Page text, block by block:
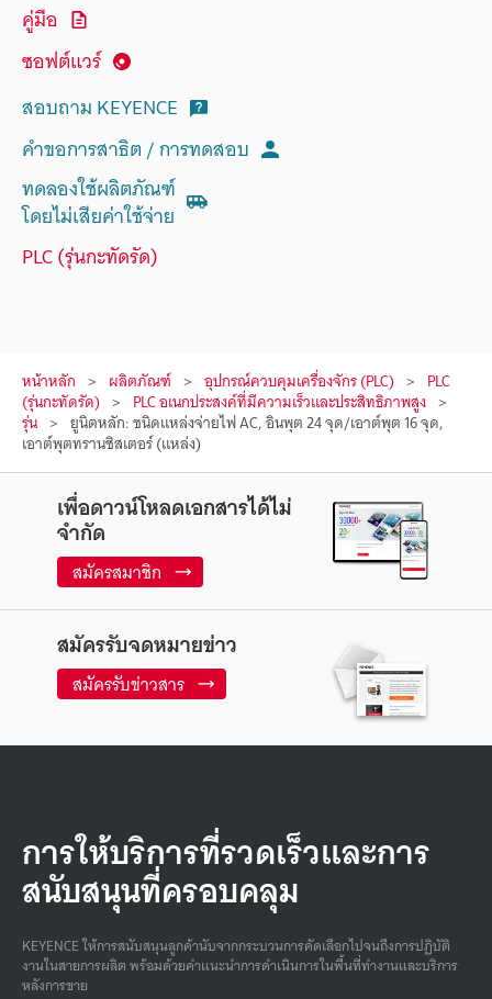
คู่มือ
ซอฟต์แวร์
สอบถาม KEYENCE
คำขอการสาธิต / การทดสอบ
ทดลองใช้ผลิตภัณฑ์
โดยไม่เสียค่าใช้จ่าย
PLC (รุ่นกะทัดรัด)
หน้าหลัก ผลิตภัณฑ์ อุปกรณ์ควบคุมเครื่องจักร (PLC) PLC
(รุ่นกะทัดรัด) PLC อเนกประสงค์ที่มีความเร็วและประสิทธิภาพสูง
รุ่น ยูนิตหลัก: ชนิดแหล่งจ่ายไฟ AC, อินพุต 24 จุด/เอาต์พุต 16 จุด,
เอาต์พุตทรานซิสเตอร์ (แหล่ง)
เพื่อดาวน์โหลดเอกสารได้ไม่
จำกัด
สมัครสมาชิก
สมัครรับจดหมายข่าว
สมัครรับข่าวสาร
การให้บริการที่รวดเร็วและการ
สนับสนุนที่ครอบคลุม
KEYENCE ให้การสนับสนุนลูกค้านับจากกระบวนการคัดเลือกไปจนถึงการปฏิบัติ
งานในสายการผลิต พร้อมด้วยคําแนะนําการดําเนินการในพื้นที่ทํางานและบริการ
หลังการขาย